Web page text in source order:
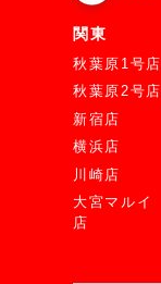
関東
秋葉原1号店
秋葉原2号店
新宿店
横浜店
川崎店
大宮マルイ
店